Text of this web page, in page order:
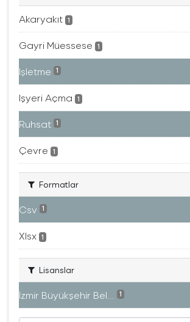
Akaryakıt 1
Gayri Müessese 1
Işletme 1
Işyeri Açma 1
Ruhsat 1
Çevre 1
Formatlar
Csv 1
Xlsx 1
Lisanslar
İzmir Büyükşehir Bel... 1